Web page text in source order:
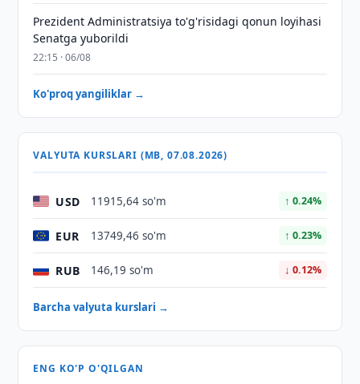
Prezident Administratsiya to'g'risidagi qonun loyihasi
Senatga yuborildi
22:15 · 06/08
Ko'proq yangiliklar →
VALYUTA KURSLARI (MB, 07.08.2026)
USD 11915,64 so'm ↑ 0.24%
EUR 13749,46 so'm ↑ 0.23%
RUB 146,19 so'm ↓ 0.12%
Barcha valyuta kurslari →
ENG KO'P O'QILGAN